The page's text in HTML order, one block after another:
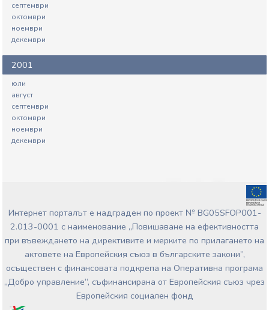
септември
октомври
ноември
декември
2001
юли
август
септември
октомври
ноември
декември
Интернет порталът е надграден по проект № BG05SFOP001-
2.013-0001 с наименование „Повишаване на ефективността
при въвеждането на директивите и мерките по прилагането на
актовете на Европейския съюз в българските закони”,
осъществен с финансовата подкрепа на Оперативна програма
„Добро управление“, съфинансирана от Европейския съюз чрез
Европейския социален фонд